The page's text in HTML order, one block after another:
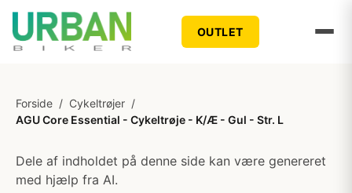
OUTLET
Forside / Cykeltrøjer /
AGU Core Essential - Cykeltrøje - K/Æ - Gul - Str. L
Dele af indholdet på denne side kan være genereret
med hjælp fra AI.